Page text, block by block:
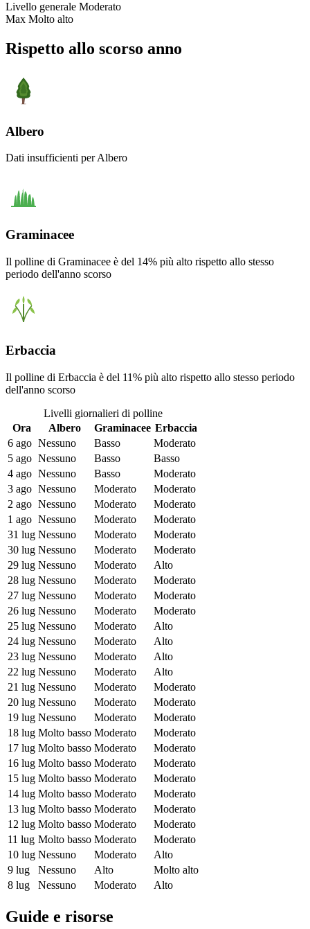
Livello generale Moderato
Max Molto alto
Rispetto allo scorso anno
Albero
Dati insufficienti per Albero
Graminacee
Il polline di Graminacee è del 14% più alto rispetto allo stesso
periodo dell'anno scorso
Erbaccia
Il polline di Erbaccia è del 11% più alto rispetto allo stesso periodo
dell'anno scorso
Livelli giornalieri di polline
Ora
Albero Graminacee Erbaccia
6 ago Nessuno Basso
Moderato
5 ago Nessuno Basso
Basso
4 ago Nessuno Basso
Moderato
3 ago Nessuno Moderato
Moderato
2 ago Nessuno Moderato
Moderato
1 ago Nessuno Moderato
Moderato
31 lug Nessuno Moderato
Moderato
30 lug Nessuno Moderato
Moderato
29 lug Nessuno Moderato
Alto
28 lug Nessuno Moderato
Moderato
27 lug Nessuno Moderato
Moderato
26 lug Nessuno Moderato
Moderato
25 lug Nessuno Moderato
Alto
24 lug Nessuno Moderato
Alto
23 lug Nessuno Moderato
Alto
22 lug Nessuno Moderato
Alto
21 lug Nessuno Moderato
Moderato
20 lug Nessuno Moderato
Moderato
19 lug Nessuno Moderato
Moderato
18 lug Molto basso Moderato
Moderato
17 lug Molto basso Moderato
Moderato
16 lug Molto basso Moderato
Moderato
15 lug Molto basso Moderato
Moderato
14 lug Molto basso Moderato
Moderato
13 lug Molto basso Moderato
Moderato
12 lug Molto basso Moderato
Moderato
11 lug Molto basso Moderato
Moderato
10 lug Nessuno Moderato
Alto
9 lug
Nessuno Alto
Molto alto
8 lug
Nessuno Moderato Alto
Guide e risorse